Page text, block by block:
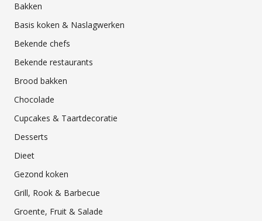
Bakken
Basis koken & Naslagwerken
Bekende chefs
Bekende restaurants
Brood bakken
Chocolade
Cupcakes & Taartdecoratie
Desserts
Dieet
Gezond koken
Grill, Rook & Barbecue
Groente, Fruit & Salade